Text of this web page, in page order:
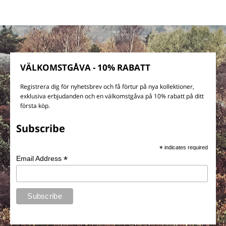
VÄLKOMSTGÅVA - 10% RABATT
Registrera dig för nyhetsbrev och få förtur på nya kollektioner,
exklusiva erbjudanden och en välkomstgåva på 10% rabatt på ditt
första köp.
Subscribe
* indicates required
Email Address*